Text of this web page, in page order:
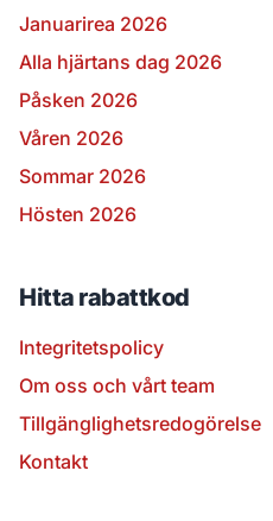
Januarirea 2026
Alla hjärtans dag 2026
Påsken 2026
Våren 2026
Sommar 2026
Hösten 2026
Hitta rabattkod
Integritetspolicy
Om oss och vårt team
Tillgänglighetsredogörelse
Kontakt